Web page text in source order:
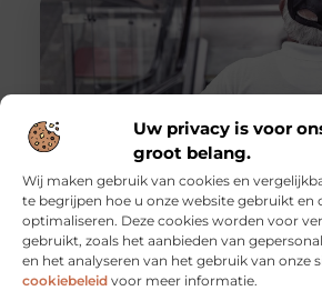
Uw privacy is voor
groot belang.
Wij maken gebruik van cookies en
te begrijpen hoe u onze website gebruikt en
optimaliseren. Deze cookies worden voor
gebruikt, zoals het aanbieden van
en het analyseren van het gebruik van onze
cookiebeleid voor meer informatie.
De voordelen van het werken als
evenementenbeveiliger in een flexibel
Werken als evenementenbeveiliger
dynamische en uitdagende carrière